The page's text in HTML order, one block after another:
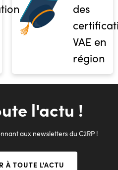
des
VAE en
région
l'actu !
aux newsletters du C2RP !
À TOUTE L'ACTU